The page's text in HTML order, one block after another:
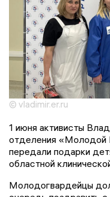
© vladimir.er.ru
1 июня активисты
отделения «Молодой
передали подарки
областной
Молодогвардейцы